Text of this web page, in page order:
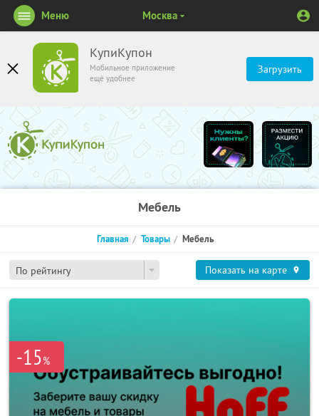
КупиКупон
Мобильное приложение
ещё удобнее
Загрузить
Меню Москва
Мебель
По рейтингу
Главная Товары Мебель
Показать на карте
-15%